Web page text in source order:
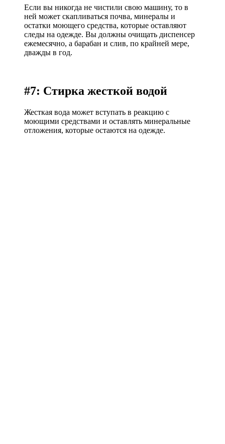
Если вы никогда не чистили свою машину, то в
ней может скапливаться почва, минералы и
остатки моющего средства, которые оставляют
следы на одежде. Вы должны очищать диспенсер
ежемесячно, а барабан и слив, по крайней мере,
дважды в год.
#7: Стирка жесткой водой
Жесткая вода может вступать в реакцию с
моющими средствами и оставлять минеральные
отложения, которые остаются на одежде.